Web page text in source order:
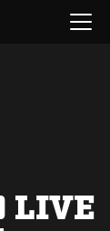
Menü
öffnen
LIVE